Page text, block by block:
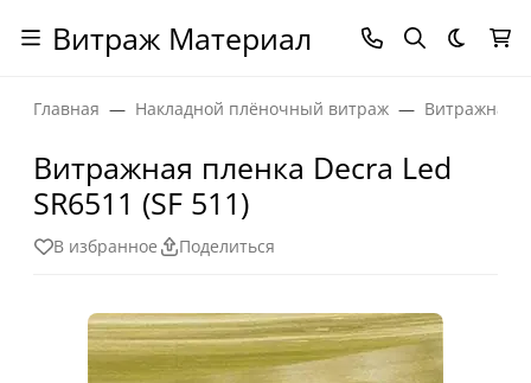
Витраж Материал Темная
Главная Накладной плёночный витраж Витражная
Витражная пленка Decra Led
SR6511 (SF 511)
В избранное Поделиться